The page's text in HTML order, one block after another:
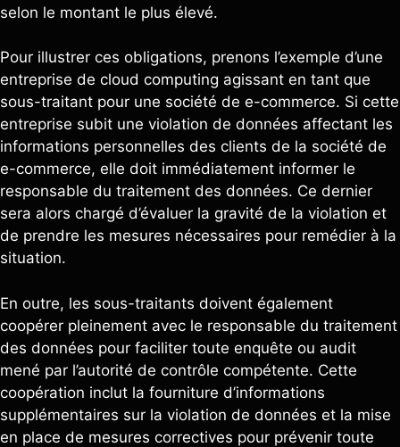
selon le montant le plus élevé.
Pour illustrer ces obligations, prenons l’exemple d’une
entreprise de cloud computing agissant en tant que
sous-traitant pour une société de e-commerce. Si cette
entreprise subit une violation de données affectant les
informations personnelles des clients de la société de
e-commerce, elle doit immédiatement informer le
responsable du traitement des données. Ce dernier
sera alors chargé d’évaluer la gravité de la violation et
de prendre les mesures nécessaires pour remédier à la
situation.
En outre, les sous-traitants doivent également
coopérer pleinement avec le responsable du traitement
des données pour faciliter toute enquête ou audit
mené par l’autorité de contrôle compétente. Cette
coopération inclut la fourniture d’informations
supplémentaires sur la violation de données et la mise
en place de mesures correctives pour prévenir toute